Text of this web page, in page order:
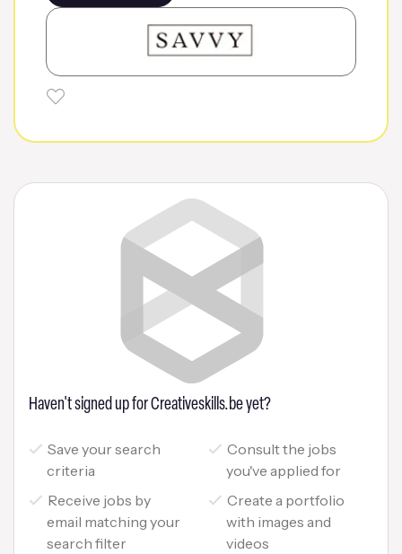
Haven't signed up for Creativeskills.be yet?
Save your search
criteria
Receive jobs by
email matching your
search filter
Consult the jobs
you've applied for
Create a portfolio
with images and
videos